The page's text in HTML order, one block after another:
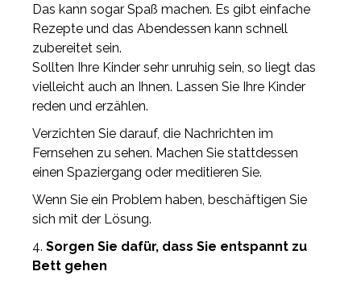
Das kann sogar Spaß machen. Es gibt einfache
Rezepte und das Abendessen kann schnell
zubereitet sein.
Sollten Ihre Kinder sehr unruhig sein, so liegt das
vielleicht auch an Ihnen. Lassen Sie Ihre Kinder
reden und erzählen.
Verzichten Sie darauf, die Nachrichten im
Fernsehen zu sehen. Machen Sie stattdessen
einen Spaziergang oder meditieren Sie.
Wenn Sie ein Problem haben, beschäftigen Sie
sich mit der Lösung.
4. Sorgen Sie dafür, dass Sie entspannt zu
Bett gehen